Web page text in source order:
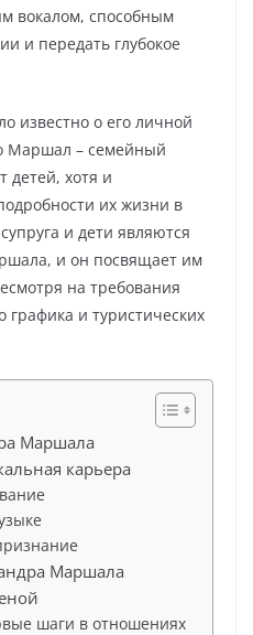
вокалом, способным
и передать глубокое
известно о его личной
Маршал – семейный
детей, хотя и
их жизни в
и дети являются
и он посвящает им
на требования
графика и туристических
Маршала
карьера
Маршала
шаги в отношениях